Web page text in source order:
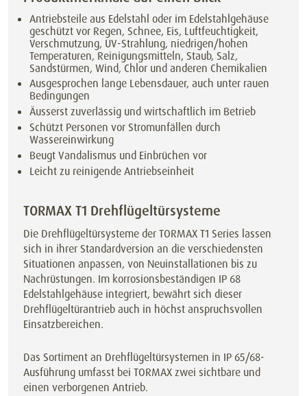
Antriebsteile aus Edelstahl oder im Edelstahlgehäuse
geschützt vor Regen, Schnee, Eis, Luftfeuchtigkeit,
Verschmutzung, UV-Strahlung, niedrigen/hohen
Temperaturen, Reinigungsmitteln, Staub, Salz,
Sandstürmen, Wind, Chlor und anderen Chemikalien
Ausgesprochen lange Lebensdauer, auch unter rauen
Bedingungen
Äusserst zuverlässig und wirtschaftlich im Betrieb
Schützt Personen vor Stromunfällen durch
Wassereinwirkung
Beugt Vandalismus und Einbrüchen vor
Leicht zu reinigende Antriebseinheit
TORMAX T1 Drehflügeltürsysteme
Die Drehflügeltürsysteme der TORMAX T1 Series lassen
sich in ihrer Standardversion an die verschiedensten
Situationen anpassen, von Neuinstallationen bis zu
Nachrüstungen. Im korrosionsbeständigen IP 68
Edelstahlgehäuse integriert, bewährt sich dieser
Drehflügeltürantrieb auch in höchst anspruchsvollen
Einsatzbereichen.
Das Sortiment an Drehflügeltürsystemen in IP 65/68-
Ausführung umfasst bei TORMAX zwei sichtbare und
einen verborgenen Antrieb.